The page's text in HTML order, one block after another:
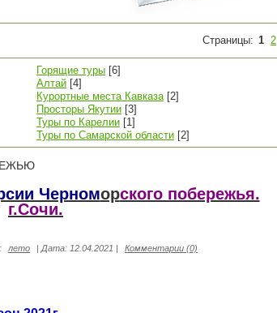
Страницы: 1 2
Горящие туры [6]
Алтай [4]
Курортные места Кавказа [2]
Просторы Якутии [3]
Туры по Карелии [1]
Туры по Самарской области [2]
Черноморского побережья.
г.Сочи.
лето | Дата: 12.04.2021 | Комментарии (0)